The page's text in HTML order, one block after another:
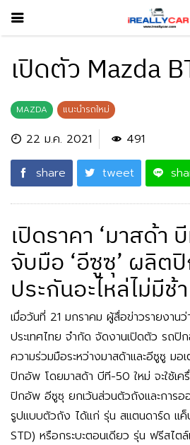
เปิดตัว Mazda
MAZDA แนะนำรถใหม่
22 ม.ค. 2021
491
share
tweet
เปิดราคา ‘มาสด้า
จับมือ ‘อีซูซุ’ ผลิต
ประกันอะไหล่ไม่มีช้า
เมื่อวันที่ 21 มกราคม ผู้สื่อข่าวรายงานว่
ประเทศไทย จำกัด จัดงานเปิดตัว รถปิ
ความร่วมมือระหว่างมาสด้าและอีซูซู มอ
ปิกอัพ โดยมาสด้า บีที-50 ใหม่ จะใช้เค
ปิกอัพ อีซูซุ ยกเว้นส่วนตัวถังและการ
รูปแบบตัวถัง ได้แก่ รุ่น สแตนดาร์ด แ
STD) หรือกระบะตอนเดียว รุ่น ฟรีสไต